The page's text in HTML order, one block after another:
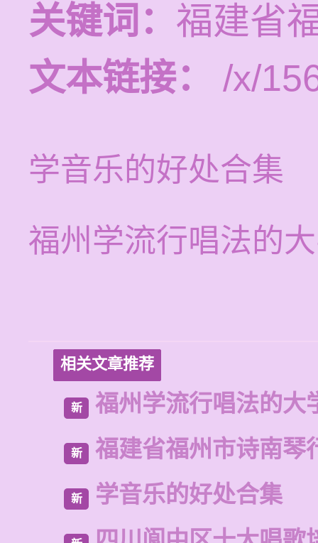
关键词： 福建省
文本链接：
/x/
学音乐的好处合集
福州学流行唱法的
相关文章推荐
新 福州学流行唱法的大
新 福建省福州市诗南琴
新 学音乐的好处合集